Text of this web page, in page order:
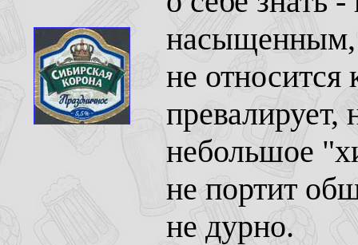
насыщенным,
не
небольшое
не портит
не дурно.